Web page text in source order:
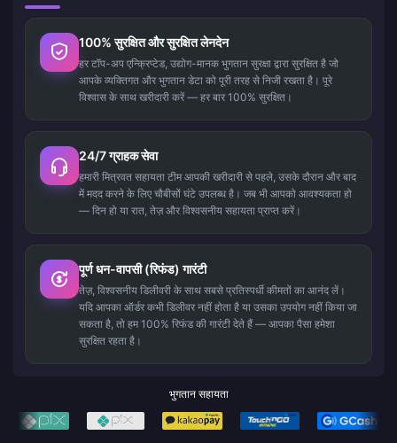
100% सुरक्षित और सुरक्षित लेनदेन
हर टॉप-अप एन्क्रिप्टेड, उद्योग-मानक भुगतान सुरक्षा द्वारा सुरक्षित है जो
आपके व्यक्तिगत और भुगतान डेटा को पूरी तरह से निजी रखता है। पूरे
विश्वास के साथ खरीदारी करें — हर बार 100% सुरक्षित।
24/7 ग्राहक सेवा
हमारी मित्रवत सहायता टीम आपकी खरीदारी से पहले, उसके दौरान और बाद
में मदद करने के लिए चौबीसों घंटे उपलब्ध है। जब भी आपको आवश्यकता हो
— दिन हो या रात, तेज़ और विश्वसनीय सहायता प्राप्त करें।
पूर्ण धन-वापसी (रिफंड) गारंटी
तेज़, विश्वसनीय डिलीवरी के साथ सबसे प्रतिस्पर्धी कीमतों का आनंद लें।
यदि आपका ऑर्डर कभी डिलीवर नहीं होता है या उसका उपयोग नहीं किया जा
सकता है, तो हम 100% रिफंड की गारंटी देते हैं — आपका पैसा हमेशा
सुरक्षित रहता है।
भुगतान सहायता